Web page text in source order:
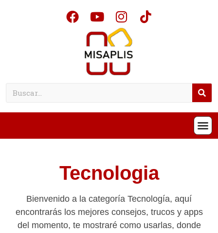
Tecnologia
Bienvenido a la categoría Tecnología, aquí
encontrarás los mejores consejos, trucos y apps
del momento, te mostraré como usarlas, donde